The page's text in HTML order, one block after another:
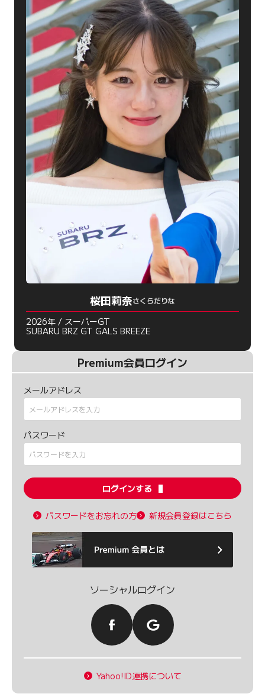
桜田莉奈さくらだりな
2026年 / スーパーGT
SUBARU BRZ GT GALS BREEZE
Premium会員ログイン
メールアドレス
パスワード
ログインする
パスワードをお忘れの方 新規会員登録はこちら
ソーシャルログイン
Yahoo!ID連携について